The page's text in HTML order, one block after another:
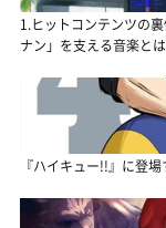
1.ヒットコンテンツの
ナン」を支える音楽とは
『ハイキュー!!』に登